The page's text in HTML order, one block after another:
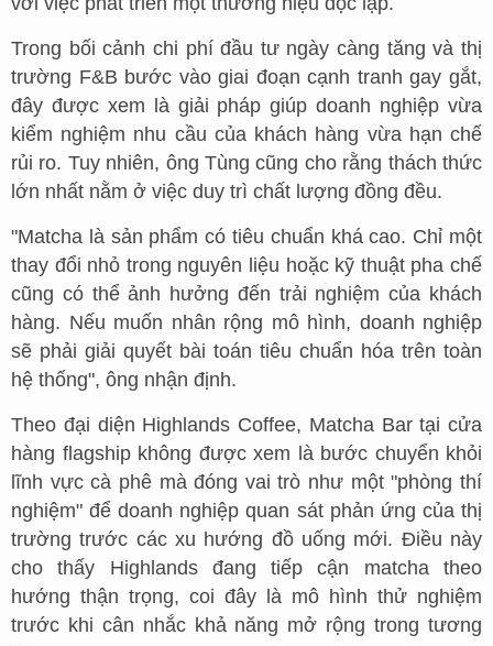
Trong bối cảnh chi phí đầu tư ngày càng tăng và thị
trường F&B bước vào giai đoạn cạnh tranh gay gắt,
đây được xem là giải pháp giúp doanh nghiệp vừa
kiểm nghiệm nhu cầu của khách hàng vừa hạn chế
rủi ro. Tuy nhiên, ông Tùng cũng cho rằng thách thức
lớn nhất nằm ở việc duy trì chất lượng đồng đều.
"Matcha là sản phẩm có tiêu chuẩn khá cao. Chỉ một
thay đổi nhỏ trong nguyên liệu hoặc kỹ thuật pha chế
cũng có thể ảnh hưởng đến trải nghiệm của khách
hàng. Nếu muốn nhân rộng mô hình, doanh nghiệp
sẽ phải giải quyết bài toán tiêu chuẩn hóa trên toàn
hệ thống", ông nhận định.
Theo đại diện Highlands Coffee, Matcha Bar tại cửa
hàng flagship không được xem là bước chuyển khỏi
lĩnh vực cà phê mà đóng vai trò như một "phòng thí
nghiệm" để doanh nghiệp quan sát phản ứng của thị
trường trước các xu hướng đồ uống mới. Điều này
cho thấy Highlands đang tiếp cận matcha theo
hướng thận trọng, coi đây là mô hình thử nghiệm
trước khi cân nhắc khả năng mở rộng trong tương